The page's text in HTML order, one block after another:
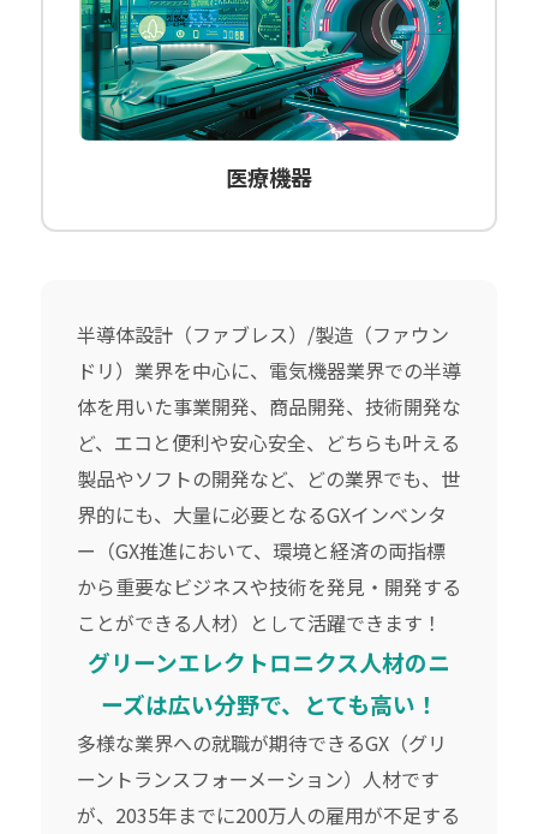
医療機器
半導体設計（ファブレス）/製造（ファウン
ドリ）業界を中心に、電気機器業界での半導
体を用いた事業開発、商品開発、技術開発な
ど、エコと便利や安心安全、どちらも叶える
製品やソフトの開発など、どの業界でも、世
界的にも、大量に必要となるGXインベンタ
ー（GX推進において、環境と経済の両指標
から重要なビジネスや技術を発見・開発する
ことができる人材）として活躍できます！
グリーンエレクトロニクス人材のニ
ーズは広い分野で、とても高い！
多様な業界への就職が期待できるGX（グリ
ーントランスフォーメーション）人材です
が、2035年までに200万人の雇用が不足する